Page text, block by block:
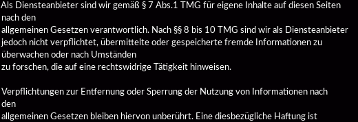
Als Diensteanbieter sind wir gemäß § 7 Abs.1 TMG für eigene Inhalte auf diesen Seiten
nach den
allgemeinen Gesetzen verantwortlich. Nach §§ 8 bis 10 TMG sind wir als Diensteanbieter
jedoch nicht verpflichtet, übermittelte oder gespeicherte fremde Informationen zu
überwachen oder nach Umständen
zu forschen, die auf eine rechtswidrige Tätigkeit hinweisen.
Verpflichtungen zur Entfernung oder Sperrung der Nutzung von Informationen nach
den
allgemeinen Gesetzen bleiben hiervon unberührt. Eine diesbezügliche Haftung ist